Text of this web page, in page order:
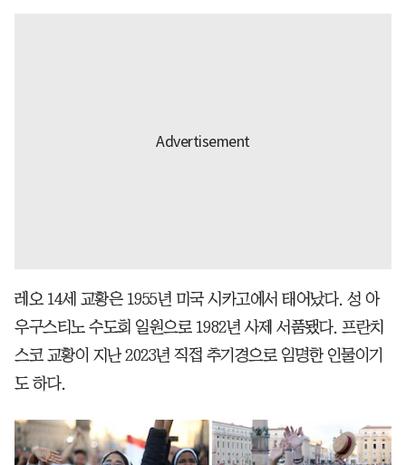
레오 14세 교황은 1955년 미국 시카고에서 태어났다. 성 아
우구스티노 수도회 일원으로 1982년 사제 서품됐다. 프란치
스코 교황이 지난 2023년 직접 추기경으로 임명한 인물이기
도 하다.